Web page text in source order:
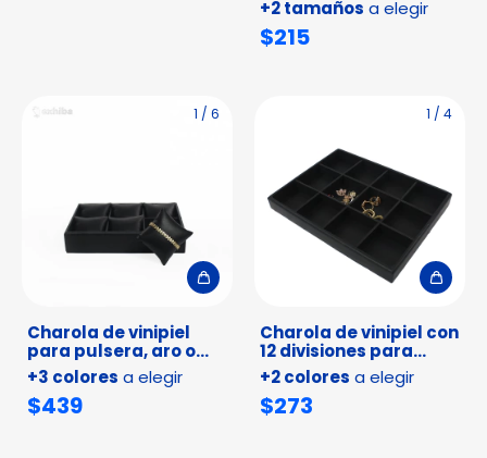
+2 tamaños a elegir
$215
1 / 6
Charola de vinipiel
para pulsera, aro o
reloj
+3 colores a elegir
$439
1 / 4
Charola de vinipiel con
12 divisiones para
organizar joyería
+2 colores a elegir
$273